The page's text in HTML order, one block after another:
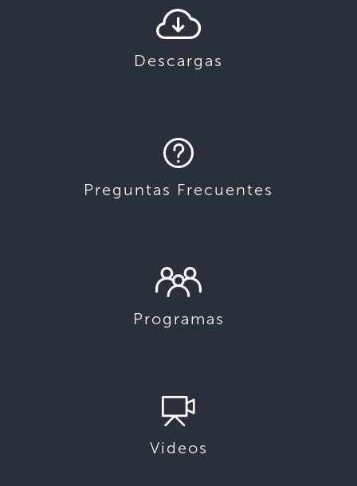
Descargas
Preguntas Frecuentes
Programas
Videos